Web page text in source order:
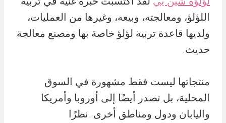
اللؤلؤ، ومعالجته، وبيعه، وغيرها من العمليات،
ولديها قاعدة تربية لؤلؤ خاصة بها ومصنع معالجة
حديث.
منتجاتها ليست فقط مشهورة في السوق
المحلية، بل تصدر أيضًا إلى أوروبا وأمريكا
واليابان ودول ومناطق أخرى. نظرًا